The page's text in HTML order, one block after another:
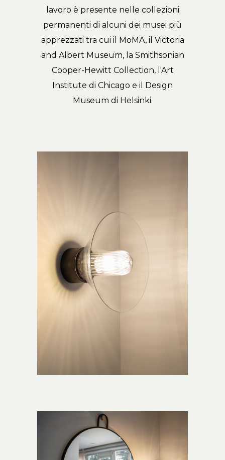
lavoro è presente nelle collezioni
permanenti di alcuni dei musei più
apprezzati tra cui il MoMA, il Victoria
and Albert Museum, la Smithsonian
Cooper-Hewitt Collection, l'Art
Institute di Chicago e il Design
Museum di Helsinki.